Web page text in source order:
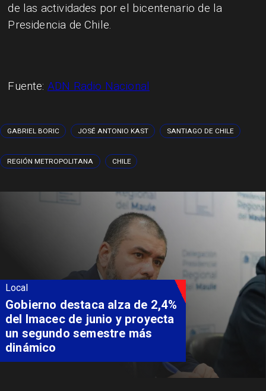
de las actividades por el bicentenario de la
Presidencia de Chile.
Fuente: ADN Radio Nacional
GABRIEL BORIC JOSÉ ANTONIO KAST SANTIAGO DE CHILE
REGIÓN METROPOLITANA CHILE
Local
Coordinación entre Curepto,
Delegación Presidencial y
Carabineros permite rescate
aeromédico de paciente
aislado